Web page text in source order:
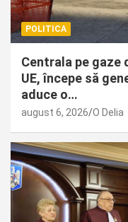
POLITICA
Centrala pe gaze
UE, începe să
aduce o…
august 6, 2026 O Delia